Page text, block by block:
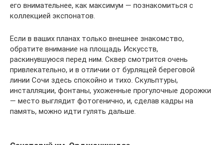
его внимательнее, как максимум — познакомиться с
коллекцией экспонатов.
Если в ваших планах только внешнее знакомство,
обратите внимание на площадь Искусств,
раскинувшуюся перед ним. Сквер смотрится очень
привлекательно, и в отличии от бурлящей береговой
линии Сочи здесь спокойно и тихо. Скульптуры,
инсталляции, фонтаны, ухоженные прогулочные дорожки
— место выглядит фотогенично, и, сделав кадры на
память, можно идти гулять дальше.